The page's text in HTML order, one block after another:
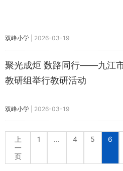
双峰小学 2026-03-19
聚光成炬 数路同行——九江
教研组举行教研活动
双峰小学 2026-03-19
上
一
页
1 ... 4 5 6